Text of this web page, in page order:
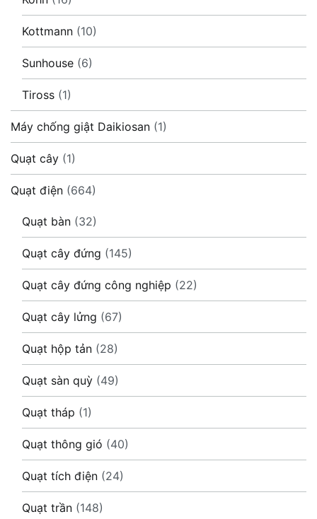
Kottmann (10)
Sunhouse (6)
Tiross (1)
Máy chống giật Daikiosan (1)
Quạt cây (1)
Quạt điện (664)
Quạt bàn (32)
Quạt cây đứng (145)
Quạt cây đứng công nghiệp (22)
Quạt cây lửng (67)
Quạt hộp tản (28)
Quạt sàn quỳ (49)
Quạt tháp (1)
Quạt thông gió (40)
Quạt tích điện (24)
Quạt trần (148)